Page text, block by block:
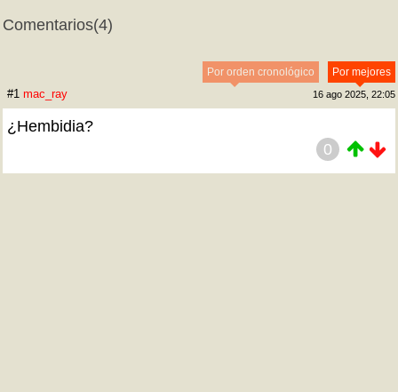
Comentarios(4)
Por mejores
Por orden cronológico
#1 mac_ray 16 ago 2025, 22:05
¿Hembidia?
0